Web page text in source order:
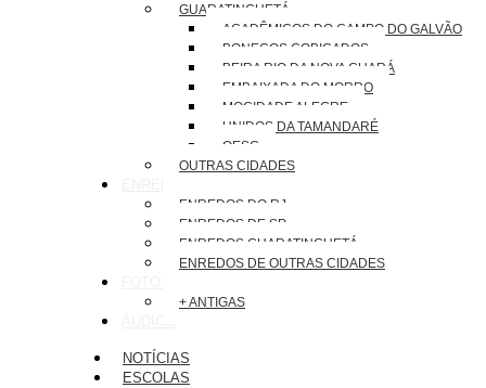
GUARATINGUETÁ
ACADÊMICOS DO CAMPO DO GALVÃO
BONECOS COBIÇADOS
BEIRA RIO DA NOVA GUARÁ
EMBAIXADA DO MORRO
MOCIDADE ALEGRE
UNIDOS DA TAMANDARÉ
OESG
OUTRAS CIDADES
ENREDOS DO RJ
ENREDOS DE SP
ENREDOS GUARATINGUETÁ
ENREDOS DE OUTRAS CIDADES
+ ANTIGAS
NOTÍCIAS
ESCOLAS